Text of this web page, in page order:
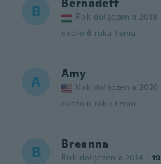
B Bernadett
Rok dołączenia 2019
około 6 roku temu
A Amy
Rok dołączenia 2020
około 6 roku temu
B Breanna
Rok dołączenia 2014 · 19